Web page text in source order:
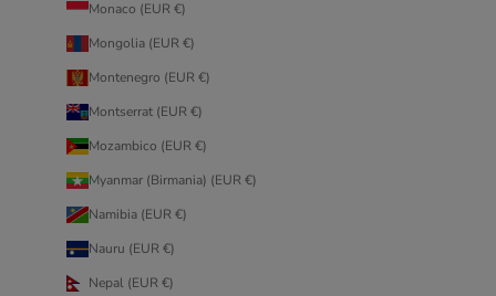
Monaco (EUR €)
Mongolia (EUR €)
Montenegro (EUR €)
Montserrat (EUR €)
Mozambico (EUR €)
Myanmar (Birmania) (EUR €)
Namibia (EUR €)
Nauru (EUR €)
Nepal (EUR €)